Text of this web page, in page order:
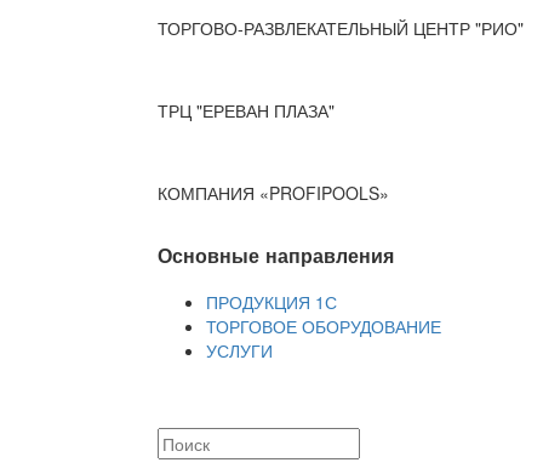
ТОРГОВО-РАЗВЛЕКАТЕЛЬНЫЙ ЦЕНТР "РИО"
ТРЦ "ЕРЕВАН ПЛАЗА"
КОМПАНИЯ «PROFIPOOLS»
Основные направления
ПРОДУКЦИЯ 1С
ТОРГОВОЕ ОБОРУДОВАНИЕ
УСЛУГИ